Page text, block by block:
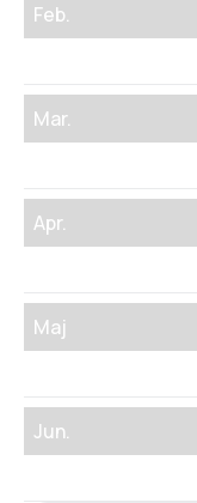
Feb.
Mar.
Apr.
Maj
Jun.